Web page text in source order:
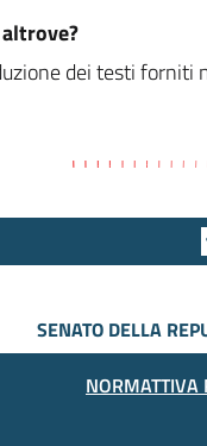
dei testi forniti
SENATO DELLA
NORMATTIVA